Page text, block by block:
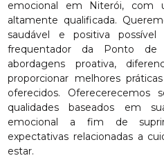
emocional em Niterói, com
altamente qualificada.
saudável e positiva
frequentador da Ponto de
abordagens proativa,
proporcionar melhores
oferecidos. Oferecerecemos
qualidades baseados em
emocional a fim de
expectativas relacionadas a
estar.